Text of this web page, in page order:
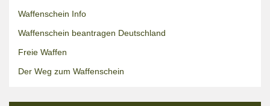
Waffenschein Info
Waffenschein beantragen Deutschland
Freie Waffen
Der Weg zum Waffenschein